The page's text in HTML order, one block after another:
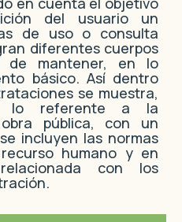
del usuario un
de uso o consulta
diferentes cuerpos
de mantener, en lo
básico. Así dentro
se muestra,
lo referente a la
pública, con un
incluyen las normas
humano y en
con los